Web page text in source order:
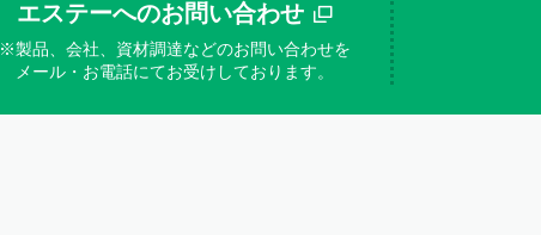
エステーへのお問い合わせ
※製品、会社、資材調達などのお問い合わせを
メール・お電話にてお受けしております。